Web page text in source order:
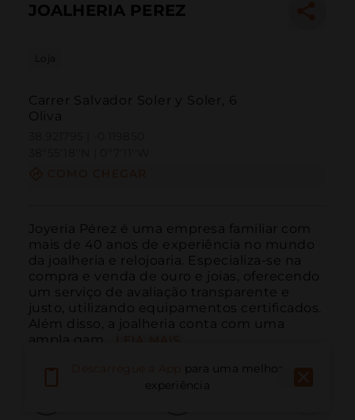
JOALHERIA PEREZ
Loja
Carrer Salvador Soler y Soler, 6
Oliva
Joyería Pérez é uma empresa familiar com
mais de 40 anos de experiência no mundo
da joalheria e relojoaria. Especializa-se na
compra e venda de ouro e joias, oferecendo
um serviço de avaliação transparente e
justo, utilizando equipamentos certificados.
Além disso, a joalheria conta com uma
ampla gam...
para uma melhor
experiência